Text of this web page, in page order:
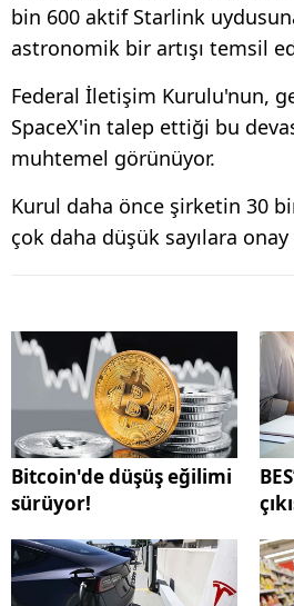
bin 600 aktif Starlink
astronomik bir artışı temsil
Federal İletişim Kurulu'nun,
SpaceX'in talep ettiği bu
muhtemel görünüyor.
Kurul daha önce şirketin 30
çok daha düşük sayılara
Bitcoin'de düşüş eğilimi
sürüyor!